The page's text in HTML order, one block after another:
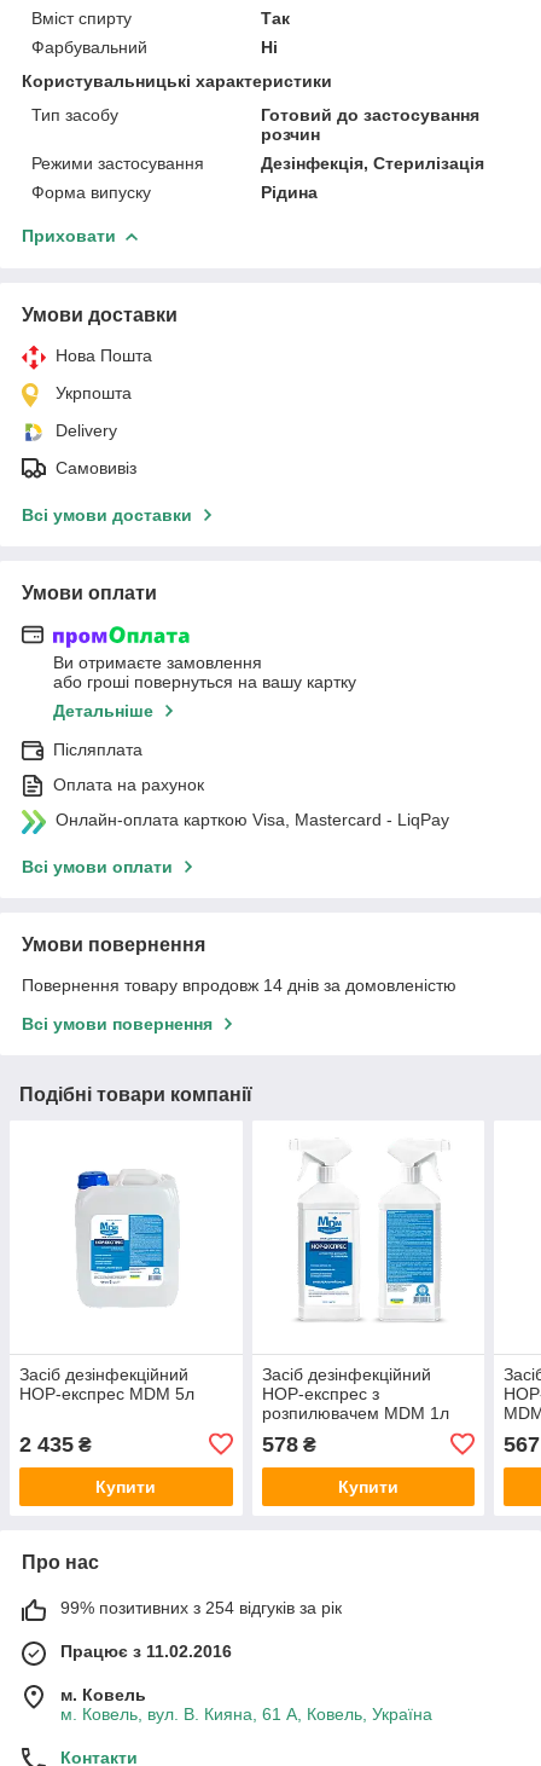
Вміст спирту
Так
Фарбувальний
Ні
Користувальницькі характеристики
Тип засобу
Готовий до застосування
розчин
Режими застосування
Дезінфекція, Стерилізація
Форма випуску
Рідина
Приховати
Умови доставки
Нова Пошта
Укрпошта
Delivery
Самовивіз
Всі умови доставки
Умови оплати
Ви отримаєте замовлення
або гроші повернуться на вашу картку
Детальніше
Післяплата
Оплата на рахунок
Онлайн-оплата карткою Visa, Mastercard - LiqPay
Всі умови оплати
Умови повернення
Повернення товару впродовж 14 днів за домовленістю
Всі умови повернення
Подібні товари компанії
Засіб дезінфекційний
НОР-експрес MDM 5л
2 435 ₴
Купити
Засіб дезінфекційний
НОР-експрес з
розпилювачем MDM 1л
578₴
Купити
567
Про нас
99% позитивних з 254 відгуків за рік
Працює з 11.02.2016
м. Ковель
м. Ковель, вул. В. Кияна, 61 А, Ковель, Україна
Контакти